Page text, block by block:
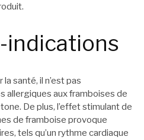
indications
santé, il n’est pas
allergiques aux framboises de
De plus, l’effet stimulant de
de framboise provoque
tels qu’un rythme cardiaque